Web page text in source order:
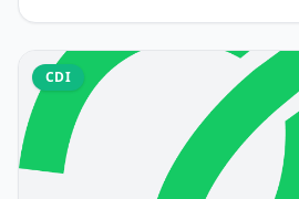
CDI